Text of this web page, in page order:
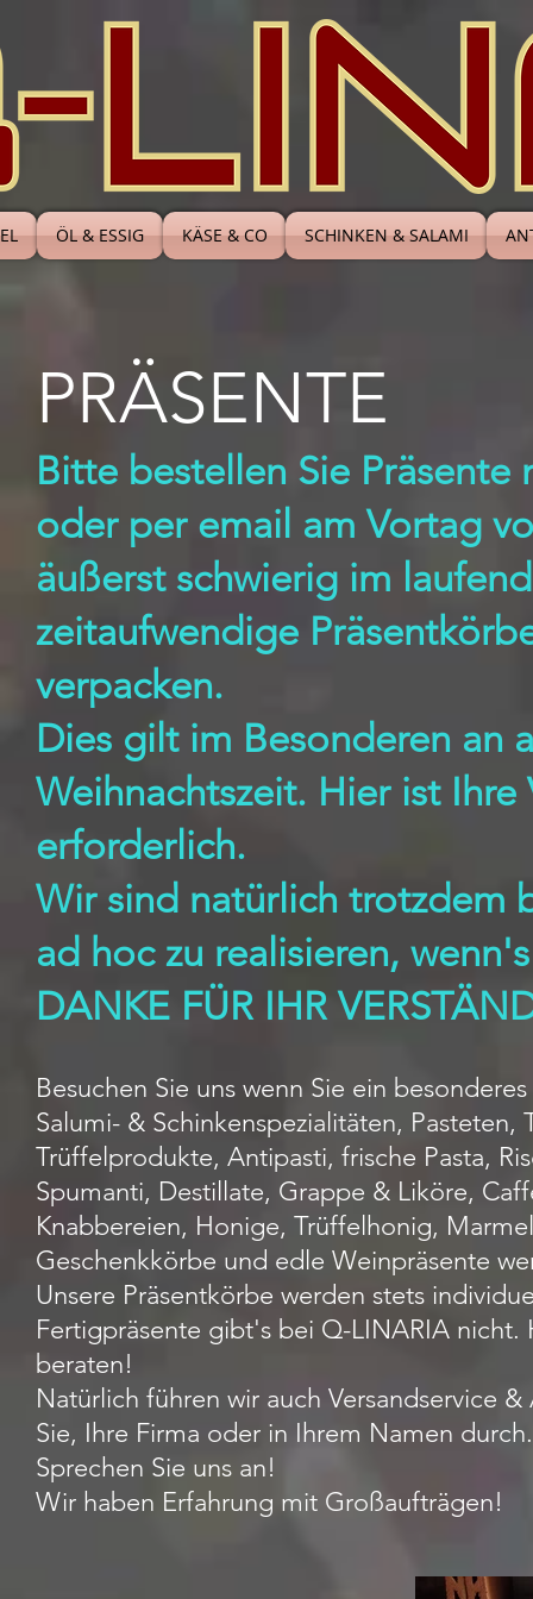
ÖL & ESSIG KÄSE & CO SCHINKEN & SALAMI
PRÄSENTE
Bitte bestellen Sie
oder per email am Vortag
äußerst schwierig im
zeitaufwendige
verpacken.
Dies gilt im Besonderen an
Weihnachtszeit. Hier ist
erforderlich.
Wir sind natürlich trotzdem
ad hoc zu realisieren,
DANKE FÜR IHR
Besuchen Sie uns wenn Sie ein
Salumi- & Schinkenspezialitäten, Pasteten,
Trüffelprodukte, Antipasti, frische Pasta,
Spumanti, Destillate, Grappe & Liköre,
Knabbereien, Honige, Trüffelhonig,
Geschenkkörbe und edle Weinpräsente
Unsere Präsentkörbe werden stets
Fertigpräsente gibt's bei Q-LINARIA
beraten!
Natürlich führen wir auch Versandservice
Sie, Ihre Firma oder in Ihrem Namen durch.
Sprechen Sie uns an!
Wir haben Erfahrung mit Großaufträgen!